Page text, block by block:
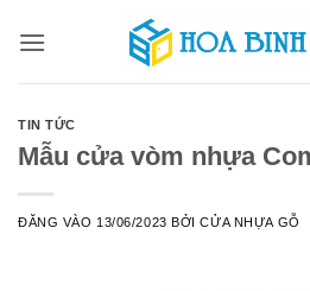
qua
TIN TỨC
Mẫu cửa vòm nhựa
ĐĂNG VÀO 13/06/2023 BỞICỬA NHỰA GỖ